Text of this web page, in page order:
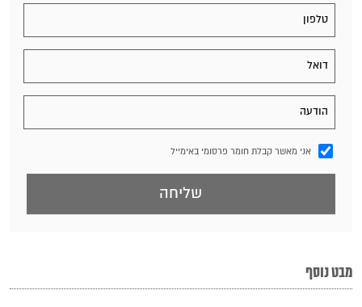
אני מאשר קבלת חומר פרסומי באימייל
מבט נוסף